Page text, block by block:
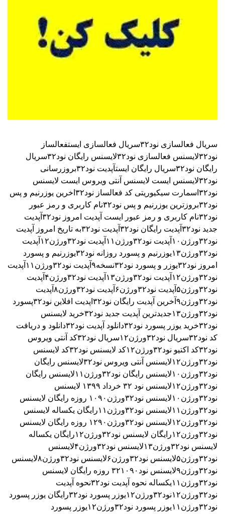
سریال فعالسازی نود۳۲ سریال فعالسازی ایستفعالساز
نود۳۲
لایسنس فعالسازی نود۳۲ لایسنس رایگان نود۳۲
سریال
رایگان نود۳۲
سریال رایگان ایستآپدیت نود۳۲
بروزرسانی
نود۳۲
لایسنس ایست لایسنس آنتی ویروس ایست لایسنس
نود۳۲اسمارت سیکیوریتی
کد فعالساز نود۳۲
اخرین یوزرنیم و پس
نود۳۲
بروزترین یوزرنیم و پس نود۳۲
نام کاربری و رمز عبور
نود۳۲
نام کاربری و رمز عبور ایست آپدیت امروز نود۳۲
آپدیت
جدید نود۳۲
آپدیت رایگان نود۳۲ آپدیت نود۳۲به تاریخ امروز
آپدیت
نود۳۲ورژن۱۰
آپدیت نود۳۲ورژن۱۱ آپدیت نود۳۲ورژن۱۲
آپدیت
نود۳۲ورژن۱۳
یوزرنیم و پسورد روزانه نود۳۲
یوزرنیم و پسورد
امروز نود۳۲
یوزر و پسورد نود۳۲نسخه۹ آپدیت نود۳۲ورژن۱۱
آپدیت
نود۳۲ورژن۱۲
آپدیت نود۳۲ورژن۱۳ آپدیت نود۳۲ورژن۴
آپدیت
نود۳۲ورژن۵
آپدیت نود۳۲ورژن۶ آپدیت نود۳۲ورژن۸
آپدیت
نود۳۲ورژن۹
آخرین آپدیت رایگان نود۳۲ اپدیت افلاین نود۳۲
پسورد
نود۳۲ورژن۱۳
جدیدترین آپدیت جدید نود۳۲
خرید لایسنس
نود۳۲
خرید یوزر پسورد نود۳۲ دانلود آپدیت نود۳۲
دانلود و دریافت
کد نود۳۲
سریال نود۳۲ورژن۱۲ سریال نود۳۲
کد آنتی ویروس
نود۳۲
کد اکتیو نود۳۲ورژن۱۲ کد لایسنس نود۳۲
کد لایسنس
نود۳۲ورژن۱۲
لایسنس آنتی ویروس نود۳۲
لایسنس رایگان
نود۳۲ورژن۱۰
لایسنس رایگان نود۳۲ورژن۱۱
لایسنس رایگان
نود۳۲ورژن۱۲
لایسنس نود ۳٢ خرداد ۱۳۹۹
لایسنس
نود۳۲ورژن۱۰
لایسنس نود۳۲ورژن۱۰۹۰ روزه رایگان
لایسنس
نود۳۲ورژن۱۱
لایسنس نود۳۲ورژن۱۱رایگان یکساله
لایسنس
نود۳۲ورژن۱۲
لایسنس نود۳۲ورژن۱۲۹۰ روزه رایگان
لایسنس
نود۳۲ورژن۱۲رایگان
لایسنس نود۳۲ورژن۱۲رایگان یکساله
لایسنس نود۳۲ورژن۱۳
لایسنس نود۳۲ورژن۴
لایسنس
نود۳۲ورژن۵
لایسنس نود۳۲ورژن۶ لایسنس نود۳۲ورژن۸
لایسنس
نود۳۲ورژن۹
لایسنس نود۳۲۱۰۹۰ روزه رایگان
لایسنس
نود۳۲ورژن۱۱یکساله
نحوه آپدیت نود۳۲
نحوه آپدیت
نود۳۲ورژن۱۲
نود۳۲ورژن۱۲ یوزر پسورد نود۳۲رایگان
یوزر پسورد
نود۳۲ورژن۱۱
یوزر پسورد نود۳۲ورژن۱۲
یوزر پسورد